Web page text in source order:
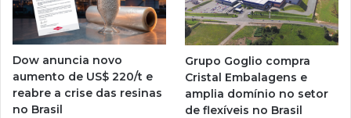
Dow anuncia novo
aumento de US$ 220/t e
reabre a crise das resinas
no Brasil
Grupo Goglio compra
Cristal Embalagens e
amplia domínio no setor
de flexíveis no Brasil